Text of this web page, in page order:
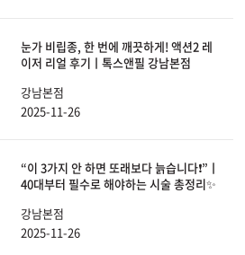
눈가 비립종, 한 번에 깨끗하게! 액션2 레
이저 리얼 후기ㅣ톡스앤필 강남본점
강남본점
2025-11-26
“이 3가지 안 하면 또래보다 늙습니다❗”ㅣ
40대부터 필수로 해야하는 시술 총정리✨
강남본점
2025-11-26